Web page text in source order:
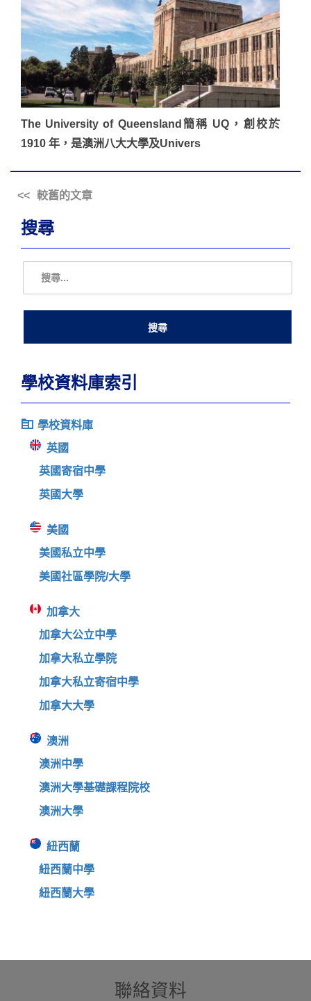
The University of Queensland簡稱 UQ，創校於
1910 年，是澳洲八大大學及Univers
較舊的文章
搜尋
學校資料庫索引
學校資料庫
英國
英國寄宿中學
英國大學
美國
美國私立中學
美國社區學院/大學
加拿大
加拿大公立中學
加拿大私立學院
加拿大私立寄宿中學
加拿大大學
澳洲
澳洲中學
澳洲大學基礎課程院校
澳洲大學
紐西蘭
紐西蘭中學
紐西蘭大學
聯絡資料